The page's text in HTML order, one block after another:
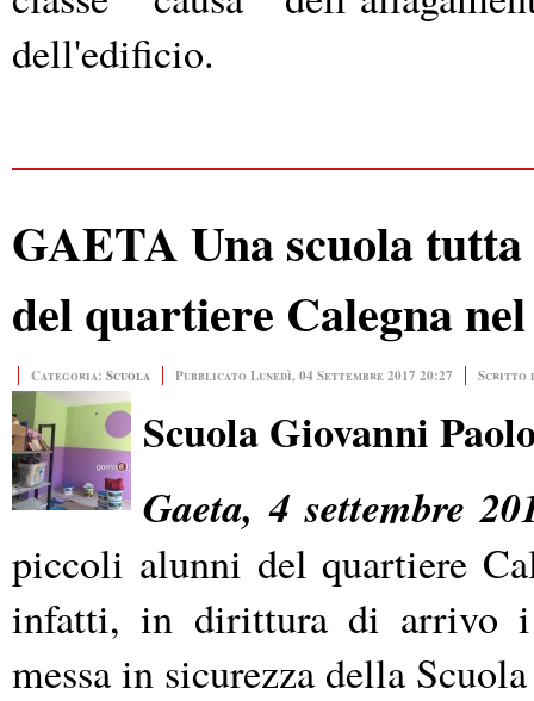
dell'edificio.
GAETA Una scuola
del quartiere Calegna
Categoria: Scuola Pubblicato Lunedì, 04 Settembre 2017 20:27 Scritto
Scuola Giovanni
Gaeta, 4 settembre
piccoli alunni del quartiere
infatti, in dirittura di arrivo i
messa in sicurezza della